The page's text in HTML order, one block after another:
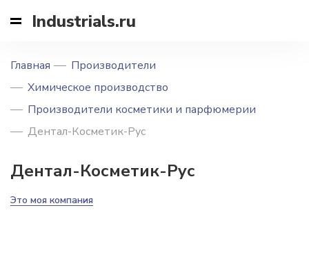
Industrials.ru
Главная
Производители
Химическое производство
Производители косметики и парфюмерии
Дентал-Косметик-Рус
Дентал-Косметик-Рус
Это моя компания